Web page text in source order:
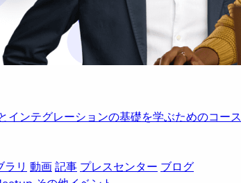
ンテグレーションの基礎を学ぶためのコース
ラリ 動画記事 プレスセンター ブログ